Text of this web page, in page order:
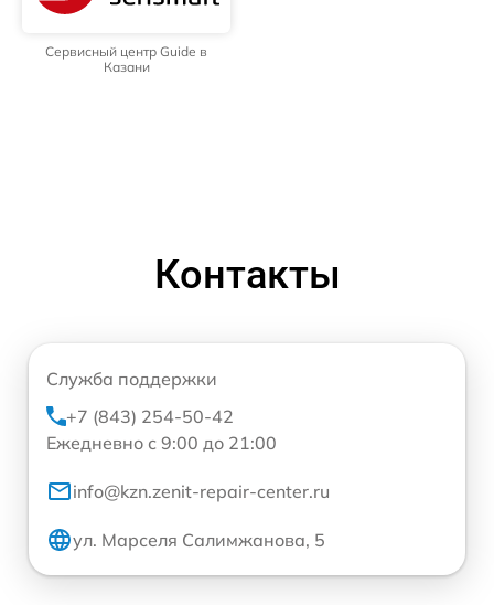
Сервисный центр Guide в
Казани
Контакты
Служба поддержки
+7 (843) 254-50-42
Ежедневно с 9:00 до 21:00
info@kzn.zenit-repair-center.ru
ул. Марселя Салимжанова, 5